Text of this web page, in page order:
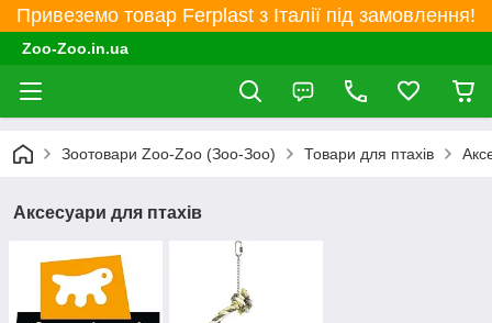
Привеземо товар Ferplast з Італії під замовлення!
Zoo-Zoo.in.ua
Зоотовари Zoo-Zoo (Зоо-Зоо) Товари для птахів
Аксесуари для птахів